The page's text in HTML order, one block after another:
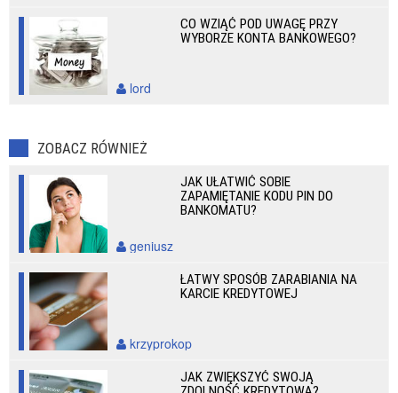
CO WZIĄĆ POD UWAGĘ PRZY
WYBORZE KONTA BANKOWEGO?
lord
ZOBACZ RÓWNIEŻ
JAK UŁATWIĆ SOBIE
ZAPAMIĘTANIE KODU PIN DO
BANKOMATU?
geniusz
ŁATWY SPOSÓB ZARABIANIA NA
KARCIE KREDYTOWEJ
krzyprokop
JAK ZWIĘKSZYĆ SWOJĄ